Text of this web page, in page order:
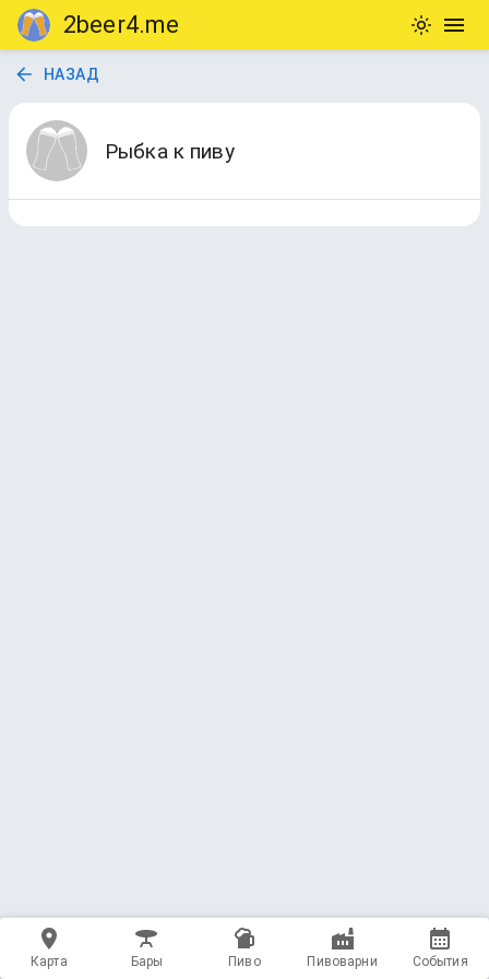
2beer4.me
НАЗАД
Рыбка к пиву
Карта Бары Пиво Пивоварни События